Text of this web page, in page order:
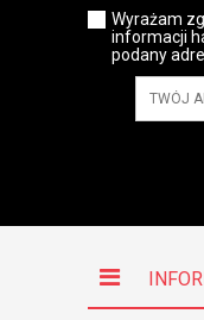
Wyrażam
informacji
podany